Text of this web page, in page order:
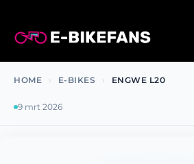
naar
inhoud
HOME › E-BIKES › ENGWE L20
9 mrt 2026